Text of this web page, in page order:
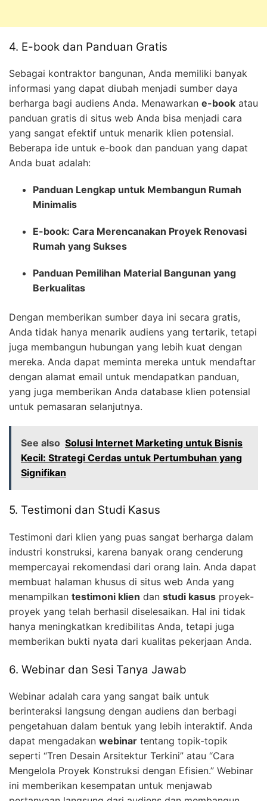
4. E-book dan Panduan Gratis
Sebagai kontraktor bangunan, Anda memiliki banyak
informasi yang dapat diubah menjadi sumber daya
berharga bagi audiens Anda. Menawarkan e-book atau
panduan gratis di situs web Anda bisa menjadi cara
yang sangat efektif untuk menarik klien potensial.
Beberapa ide untuk e-book dan panduan yang dapat
Anda buat adalah:
Panduan Lengkap untuk Membangun Rumah
Minimalis
E-book: Cara Merencanakan Proyek Renovasi
Rumah yang Sukses
Panduan Pemilihan Material Bangunan yang
Berkualitas
Dengan memberikan sumber daya ini secara gratis,
Anda tidak hanya menarik audiens yang tertarik, tetapi
juga membangun hubungan yang lebih kuat dengan
mereka. Anda dapat meminta mereka untuk mendaftar
dengan alamat email untuk mendapatkan panduan,
yang juga memberikan Anda database klien potensial
untuk pemasaran selanjutnya.
See also Solusi Internet Marketing untuk Bisnis
Kecil: Strategi Cerdas untuk Pertumbuhan yang
Signifikan
5. Testimoni dan Studi Kasus
Testimoni dari klien yang puas sangat berharga dalam
industri konstruksi, karena banyak orang cenderung
mempercayai rekomendasi dari orang lain. Anda dapat
membuat halaman khusus di situs web Anda yang
menampilkan testimoni klien dan studi kasus proyek-
proyek yang telah berhasil diselesaikan. Hal ini tidak
hanya meningkatkan kredibilitas Anda, tetapi juga
memberikan bukti nyata dari kualitas pekerjaan Anda.
6. Webinar dan Sesi Tanya Jawab
Webinar adalah cara yang sangat baik untuk
berinteraksi langsung dengan audiens dan berbagi
pengetahuan dalam bentuk yang lebih interaktif. Anda
dapat mengadakan webinar tentang topik-topik
seperti “Tren Desain Arsitektur Terkini” atau “Cara
Mengelola Proyek Konstruksi dengan Efisien.” Webinar
ini memberikan kesempatan untuk menjawab